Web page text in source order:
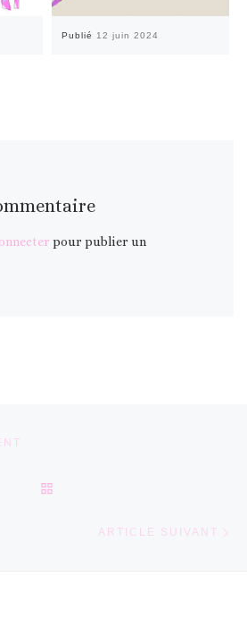
Publié 12 juin 2024
pour publier un
articles
ARTICLE SUIVANT